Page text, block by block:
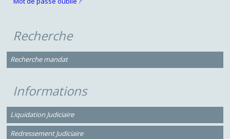
Recherche
Recherche mandat
Informations
Liquidation Judiciaire
Redressement Judiciaire